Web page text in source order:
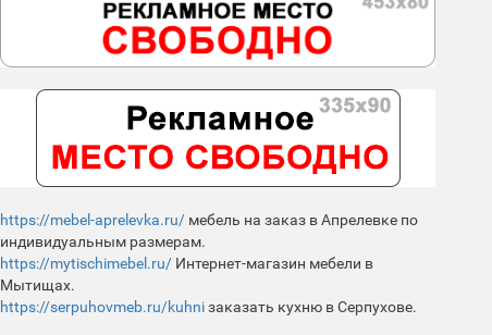
https://mebel-aprelevka.ru/ мебель на заказ в Апрелевке по
индивидуальным размерам.
https://mytischimebel.ru/ Интернет-магазин мебели в
Мытищах.
https://serpuhovmeb.ru/kuhniзаказать кухню в Серпухове.